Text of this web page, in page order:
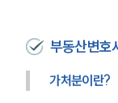
부동산변호
가처분이란?